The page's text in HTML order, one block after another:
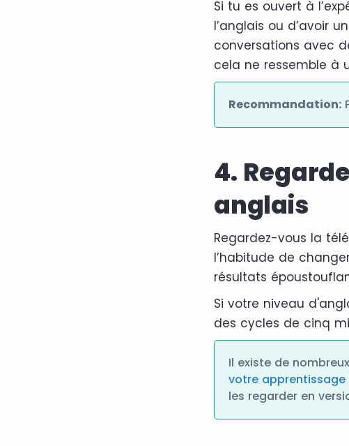
Si tu es ouvert à
l’anglais ou d’avoir
conversations avec
cela ne ressemble à
Recommandation:
4.
anglais
Regardez-vous la
l’habitude de
résultats
Si votre niveau
des cycles de cinq
Il existe de
votre apprentissage
les regarder en